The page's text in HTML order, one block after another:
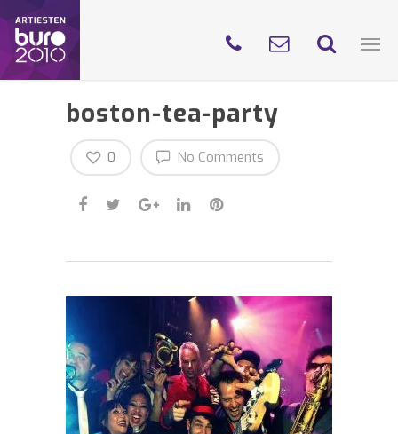
boston-tea-party
No Comments
0